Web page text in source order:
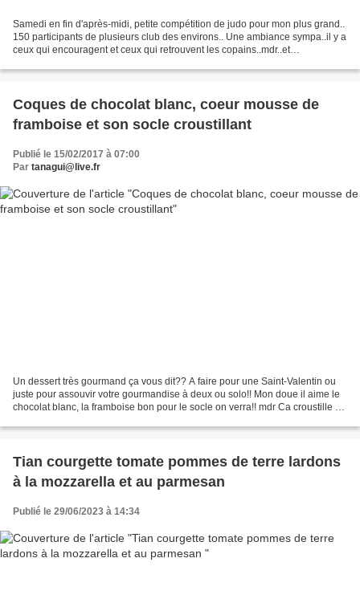
Samedi en fin d'après-midi, petite compétition de judo pour mon plus grand..
150 participants de plusieurs club des environs.. Une ambiance sympa..il y a
ceux qui encouragent et ceux qui retrouvent les copains..mdr..et
Coques de chocolat blanc, coeur mousse de
framboise et son socle croustillant
Publié le 15/02/2017 à 07:00
Par tanagui@live.fr
Un dessert très gourmand ça vous dit?? A faire pour une Saint-Valentin ou
juste pour assouvir votre gourmandise à deux ou solo!! Mon doue il aime le
chocolat blanc, la framboise bon pour le socle on verra!! mdr Ca croustille de
Tian courgette tomate pommes de terre lardons
à la mozzarella et au parmesan
Publié le 29/06/2023 à 14:34